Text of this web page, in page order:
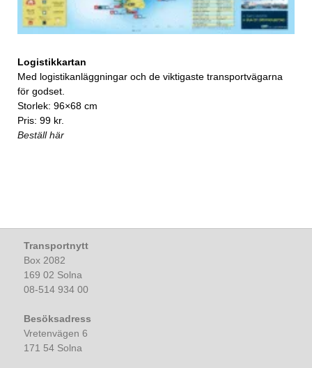
Logistikkartan
Med logistikanläggningar och de viktigaste transportvägarna
för godset.
Storlek: 96×68 cm
Pris: 99 kr.
Beställ här
Transportnytt
Box 2082
169 02 Solna
08-514 934 00
Besöksadress
Vretenvägen 6
171 54 Solna